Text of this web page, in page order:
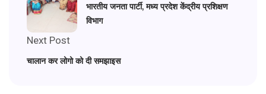
भारतीय जनता पार्टी, मध्य प्रदेश केंद्रीय प्रशिक्षण
विभाग
Next Post
चालान कर लोगो को दी समझाइस